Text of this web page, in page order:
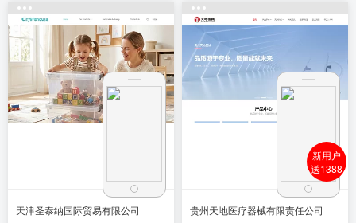
天津圣泰纳国际贸易有限公司
贵州天地医疗器械有限责任公司
新用户
送1388